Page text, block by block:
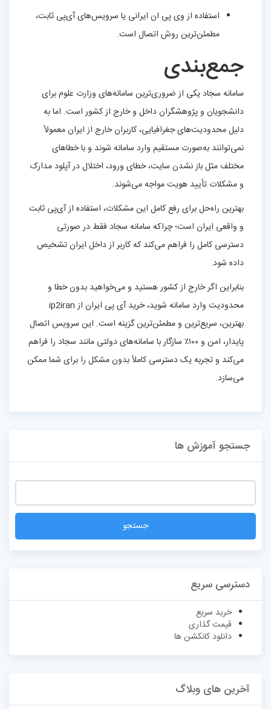
استفاده از وی پی ان ایرانی یا سرویس‌های آی‌پی ثابت،
مطمئن‌ترین روش اتصال است.
جمع‌بندی
سامانه سجاد یکی از ضروری‌ترین سامانه‌های وزارت علوم برای
دانشجویان و پژوهشگران داخل و خارج از کشور است. اما به
دلیل محدودیت‌های جغرافیایی، کاربران خارج از ایران معمولاً
نمی‌توانند به‌صورت مستقیم وارد سامانه شوند و با خطاهای
مختلف مثل باز نشدن سایت، خطای ورود، اختلال در آپلود مدارک
و مشکلات تأیید هویت مواجه می‌شوند.
بهترین راه‌حل برای رفع کامل این مشکلات، استفاده از آی‌پی ثابت
و واقعی ایران است؛ چراکه سامانه سجاد فقط در صورتی
دسترسی کامل را فراهم می‌کند که کاربر از داخل ایران تشخیص
داده شود.
بنابراین اگر خارج از کشور هستید و می‌خواهید بدون خطا و
محدودیت وارد سامانه شوید، خرید آی پی ایران از ip2iran
بهترین، سریع‌ترین و مطمئن‌ترین گزینه است. این سرویس اتصال
پایدار، امن و ۱۰۰٪ سازگار با سامانه‌های دولتی مانند سجاد را فراهم
می‌کند و تجربه یک دسترسی کاملاً بدون مشکل را برای شما ممکن
می‌سازد.
جستجو آموزش ها
دسترسی سریع
خرید سریع
قیمت گذاری
دانلود کانکشن ها
آخرین های وبلاگ